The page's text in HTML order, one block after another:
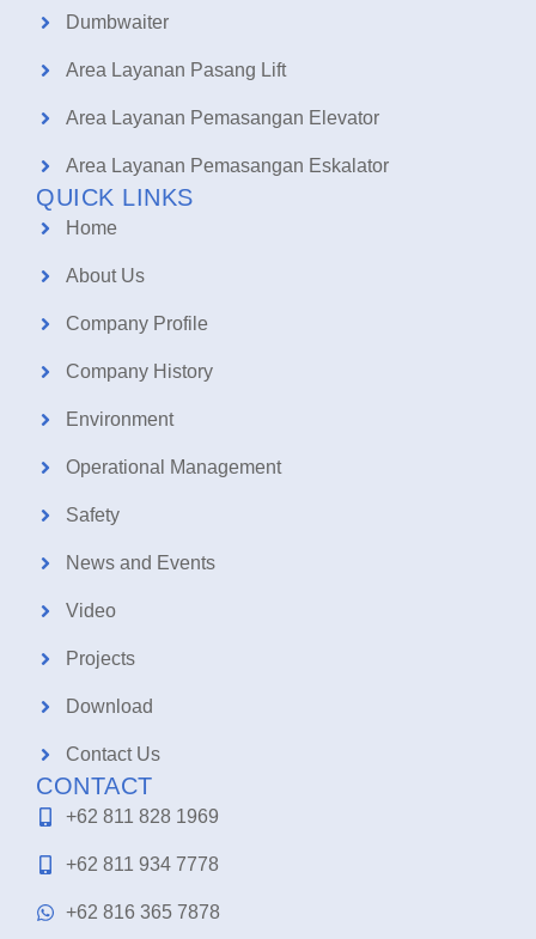
Dumbwaiter
Area Layanan Pasang Lift
Area Layanan Pemasangan Elevator
Area Layanan Pemasangan Eskalator
QUICK LINKS
Home
About Us
Company Profile
Company History
Environment
Operational Management
Safety
News and Events
Video
Projects
Download
Contact Us
CONTACT
+62 811 828 1969
+62 811 934 7778
+62 816 365 7878